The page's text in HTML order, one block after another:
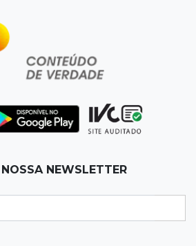
durante roubo de carro e
em pátio
Bragantino por 2 a 0 e sobe
NEWSLETTER